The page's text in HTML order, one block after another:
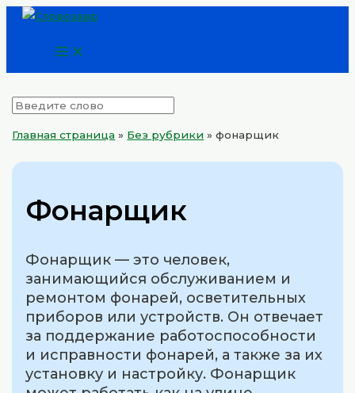
Перейти
содержимому
Main
Menu
Главная страница » Без рубрики »фонарщик
Фонарщик
Фонарщик — это человек,
занимающийся обслуживанием и
ремонтом фонарей, осветительных
приборов или устройств. Он отвечает
за поддержание работоспособности
и исправности фонарей, а также за их
установку и настройку. Фонарщик